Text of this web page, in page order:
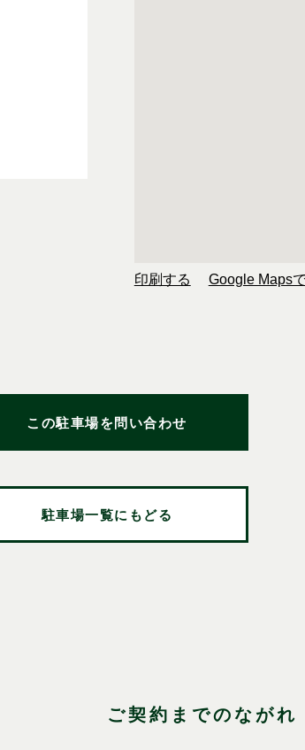
印刷する Google Maps
この駐車場を問い合わせ
駐車場一覧にもどる
ご契約までのながれ